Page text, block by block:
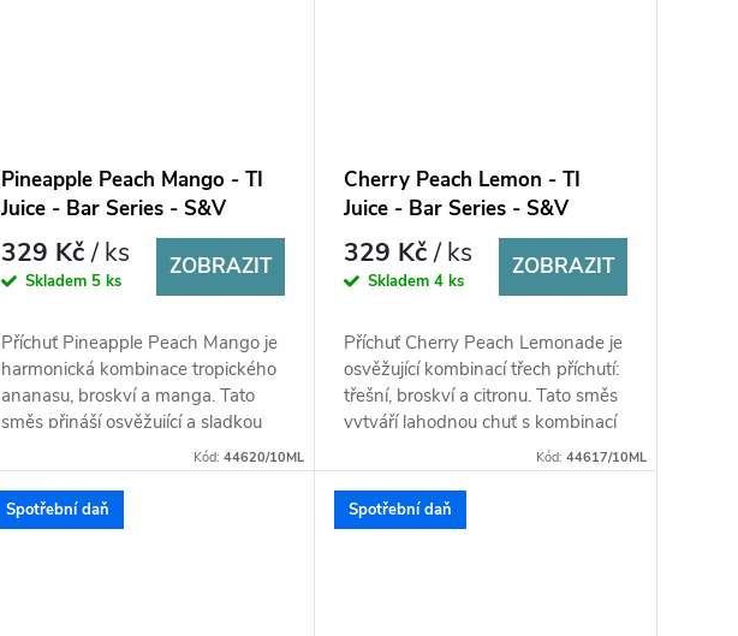
Pineapple Peach Mango - TI
Juice - Bar Series - S&V
příchuť 10 ml
329 Kč/ ks
Skladem 5 ks
ZOBRAZIT
Příchuť Pineapple Peach Mango je
harmonická kombinace tropického
ananasu, broskví a manga. Tato
směs přináší osvěžující a sladkou
chuť, která spojuje sladkost a...
Kód: 44620/10ML
Cherry Peach Lemon - TI
Juice - Bar Series - S&V
příchuť 10 ml
329 Kč/ ks
Skladem 4 ks
ZOBRAZIT
Příchuť Cherry Peach Lemonade je
osvěžující kombinací třech příchutí:
třešní, broskví a citronu. Tato směs
vytváří lahodnou chuť s kombinací
Kód: 44617/10ML
Spotřební daň Spotřební daň